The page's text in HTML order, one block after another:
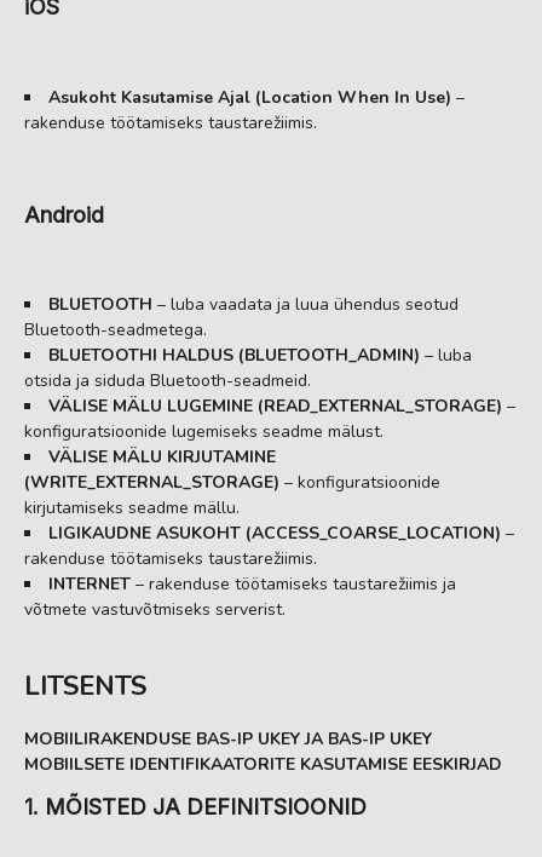
iOS
Asukoht Kasutamise Ajal (Location When In Use) –
rakenduse töötamiseks taustarežiimis.
Android
BLUETOOTH – luba vaadata ja luua ühendus seotud
Bluetooth-seadmetega.
BLUETOOTHI HALDUS (BLUETOOTH_ADMIN) – luba
otsida ja siduda Bluetooth-seadmeid.
VÄLISE MÄLU LUGEMINE (READ_EXTERNAL_STORAGE) –
konfiguratsioonide lugemiseks seadme mälust.
VÄLISE MÄLU KIRJUTAMINE
(WRITE_EXTERNAL_STORAGE) – konfiguratsioonide
kirjutamiseks seadme mällu.
LIGIKAUDNE ASUKOHT (ACCESS_COARSE_LOCATION) –
rakenduse töötamiseks taustarežiimis.
INTERNET – rakenduse töötamiseks taustarežiimis ja
võtmete vastuvõtmiseks serverist.
LITSENTS
MOBIILIRAKENDUSE BAS-IP UKEY JA BAS-IP UKEY
MOBIILSETE IDENTIFIKAATORITE KASUTAMISE EESKIRJAD
1. MÕISTED JA DEFINITSIOONID